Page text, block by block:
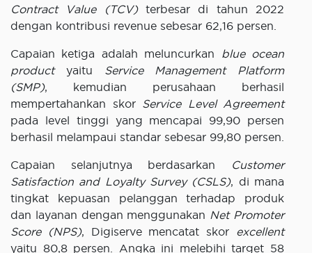
Contract Value (TCV)terbesar di tahun 2022
dengan kontribusi revenue sebesar 62,16 persen.
Capaian ketiga adalah meluncurkan blue ocean
product yaitu Service Management Platform
(SMP), kemudian perusahaan berhasil
mempertahankan skor Service Level Agreement
pada level tinggi yang mencapai 99,90 persen
berhasil melampaui standar sebesar 99,80 persen.
Capaian selanjutnya berdasarkan
Customer
Satisfaction and Loyalty Survey (CSLS), di mana
tingkat kepuasan pelanggan terhadap produk
dan layanan dengan menggunakan Net Promoter
Score (NPS), Digiserve mencatat skor excellent
yaitu 80,8 persen. Angka ini melebihi target 58